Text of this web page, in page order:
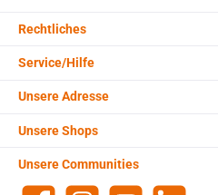
Rechtliches
Service/Hilfe
Unsere Adresse
Unsere Communities
Unsere Shops